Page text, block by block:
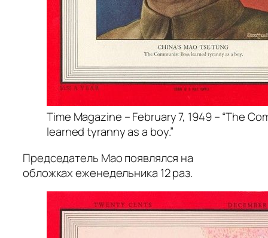
Time Magazine – February 7, 1949 – “The
learned tyranny as a boy.”
Председатель Мао появлялся на
обложках еженедельника 12 раз.